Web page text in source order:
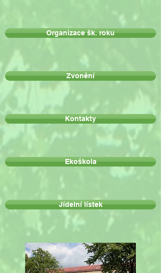
Organizace šk. roku
Zvonění
Kontakty
Ekoškola
Jídelní lístek